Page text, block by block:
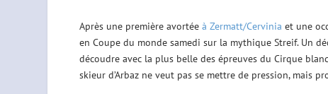
Après une première avortée à Zermatt/Cervinia et une
en Coupe du monde samedi sur la mythique Streif. Un
découdre avec la plus belle des épreuves du Cirque
skieur d’Arbaz ne veut pas se mettre de pression, mais